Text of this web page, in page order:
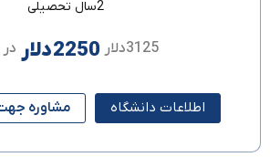
2سال تحصیلی
3125دلار 2250دلار
اطلاعات دانشگاه مشاوره